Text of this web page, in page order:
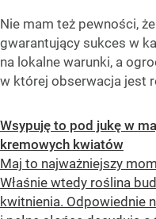
Nie mam też pewności,
gwarantujący sukces w
na lokalne warunki, a
w której obserwacja jest
Wsypuję to pod jukę w
kremowych kwiatów
Maj to najważniejszy
Właśnie wtedy roślina
kwitnienia. Odpowiednie